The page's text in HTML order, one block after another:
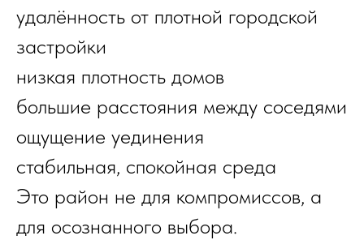
удалённость от плотной городской
застройки
низкая плотность домов
большие расстояния между соседями
ощущение уединения
стабильная, спокойная среда
Это район не для компромиссов, а
для осознанного выбора.